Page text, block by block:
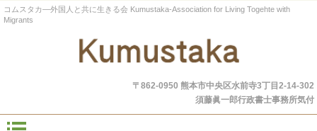
コムスタカ―外国人と共に生きる会 Kumustaka-Association for Living Togehte with
Migrants
〒862-0950 熊本市中央区水前寺3丁目2-14-302
須藤眞一郎行政書士事務所気付